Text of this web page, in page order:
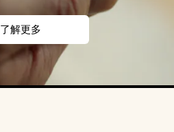
了解更多